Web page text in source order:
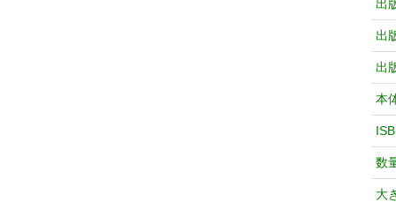
出
出
出
本
数
大